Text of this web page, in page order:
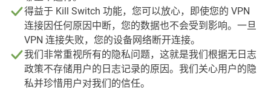
得益于 Kill Switch 功能，您可以放心，即使您的 VPN
连接因任何原因中断，您的数据也不会受到影响。一旦
VPN 连接失败，您的设备网络断开连接。
我们非常重视所有的隐私问题，这就是我们根据无日志
政策不存储用户的日志记录的原因。我们关心用户的隐
私并珍惜用户对我们的信任。